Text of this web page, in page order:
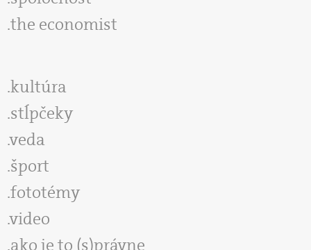
the economist
kultúra
stĺpčeky
veda
šport
fototémy
video
ako je to (s)právne